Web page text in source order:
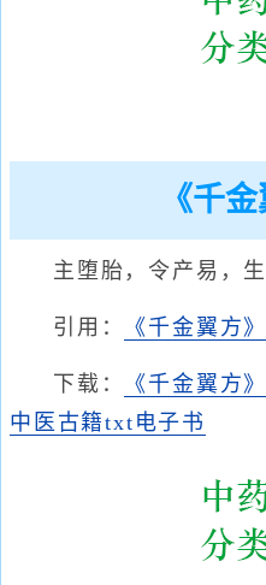
《千
主堕胎，令产易，
引用： 《千金翼方
下载：
《千金翼方
中医古籍txt电子书